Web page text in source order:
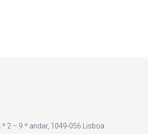
2 – 9 º andar, 1049-056 Lisboa